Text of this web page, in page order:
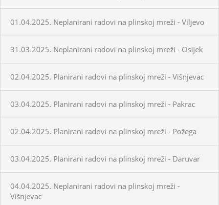
01.04.2025. Neplanirani radovi na plinskoj mreži - Viljevo
31.03.2025. Neplanirani radovi na plinskoj mreži - Osijek
02.04.2025. Planirani radovi na plinskoj mreži - Višnjevac
03.04.2025. Planirani radovi na plinskoj mreži - Pakrac
02.04.2025. Planirani radovi na plinskoj mreži - Požega
03.04.2025. Planirani radovi na plinskoj mreži - Daruvar
04.04.2025. Neplanirani radovi na plinskoj mreži -
Višnjevac